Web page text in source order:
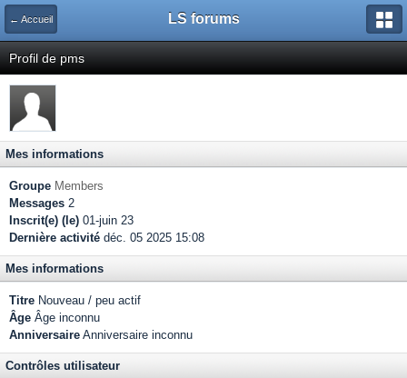
← Accueil LS forums
Profil de pms
Mes informations
Groupe Members
Messages 2
Inscrit(e) (le) 01-juin 23
Dernière activité déc. 05 2025 15:08
Mes informations
Titre Nouveau / peu actif
Âge Âge inconnu
Anniversaire Anniversaire inconnu
Contrôles utilisateur